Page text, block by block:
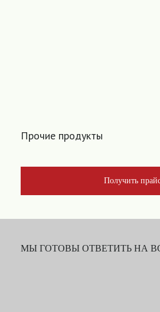
Прочие продукты
Получить
МЫ ГОТОВЫ ОТВЕТИТЬ НА